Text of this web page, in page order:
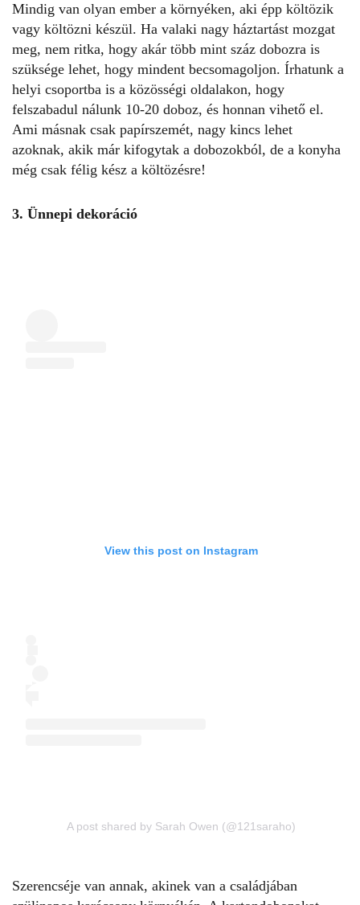
Mindig van olyan ember a környéken, aki épp költözik
vagy költözni készül. Ha valaki nagy háztartást mozgat
meg, nem ritka, hogy akár több mint száz dobozra is
szüksége lehet, hogy mindent becsomagoljon. Írhatunk a
helyi csoportba is a közösségi oldalakon, hogy
felszabadul nálunk 10-20 doboz, és honnan vihető el.
Ami másnak csak papírszemét, nagy kincs lehet
azoknak, akik már kifogytak a dobozokból, de a konyha
még csak félig kész a költözésre!
3. Ünnepi dekoráció
View this post on Instagram
A post shared by Sarah Owen (@121saraho)
Szerencséje van annak, akinek van a családjában